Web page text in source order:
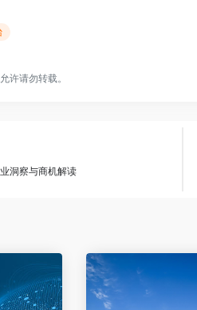
许请勿转载。
洞察与商机解读